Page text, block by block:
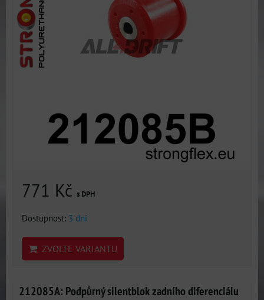
771 Kč s DPH
Dostupnost: 3 dni
ZVOLTE VARIANTU
212085A: Podpůrný silentblok zadního diferenciálu